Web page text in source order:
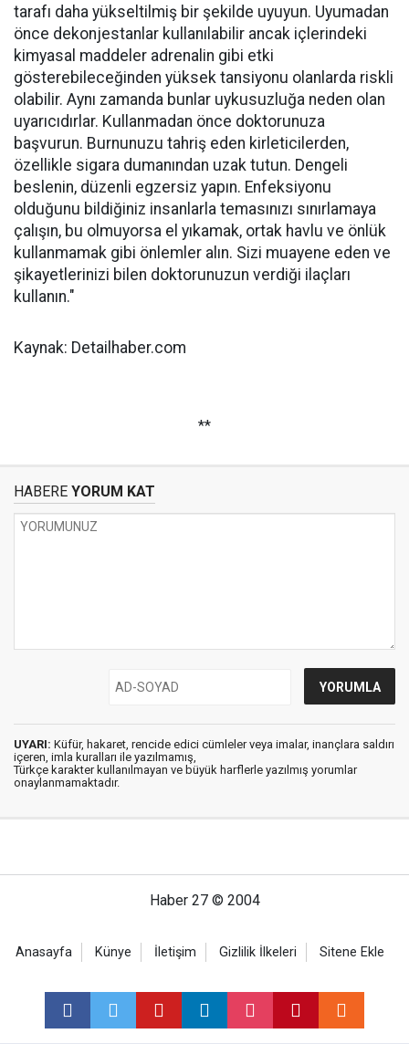
tarafı daha yükseltilmiş bir şekilde uyuyun. Uyumadan
önce dekonjestanlar kullanılabilir ancak içlerindeki
kimyasal maddeler adrenalin gibi etki
gösterebileceğinden yüksek tansiyonu olanlarda riskli
olabilir. Aynı zamanda bunlar uykusuzluğa neden olan
uyarıcıdırlar. Kullanmadan önce doktorunuza
başvurun. Burnunuzu tahriş eden kirleticilerden,
özellikle sigara dumanından uzak tutun. Dengeli
beslenin, düzenli egzersiz yapın. Enfeksiyonu
olduğunu bildiğiniz insanlarla temasınızı sınırlamaya
çalışın, bu olmuyorsa el yıkamak, ortak havlu ve önlük
kullanmamak gibi önlemler alın. Sizi muayene eden ve
şikayetlerinizi bilen doktorunuzun verdiği ilaçları
kullanın."
Kaynak: Detailhaber.com
**
HABERE YORUM KAT
UYARI: Küfür, hakaret, rencide edici cümleler veya imalar, inançlara saldırı
içeren, imla kuralları ile yazılmamış,
Türkçe karakter kullanılmayan ve büyük harflerle yazılmış yorumlar
onaylanmamaktadır.
Haber 27 © 2004
Anasayfa Künye İletişim Gizlilik İlkeleri Sitene Ekle